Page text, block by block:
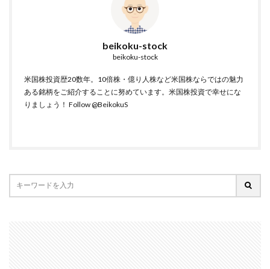
beikoku-stock
beikoku-stock
米国株投資歴20数年。10倍株・億り人株など米国株ならではの魅力
ある銘柄をご紹介することに努めています。米国株投資で幸せにな
りましょう！ Follow @BeikokuS